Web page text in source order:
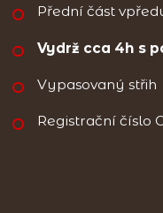
Přední část
Vydrž cca 4h s
Vypasovaný střih
Registrační číslo